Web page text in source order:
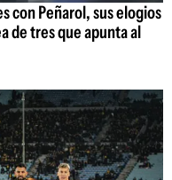
con Peñarol, sus elogios
de tres que apunta al